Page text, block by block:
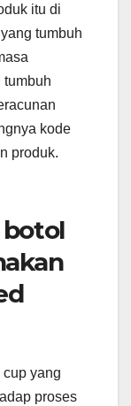
itu di
tumbuh
tumbuh
kode
produk.
cup yang
proses